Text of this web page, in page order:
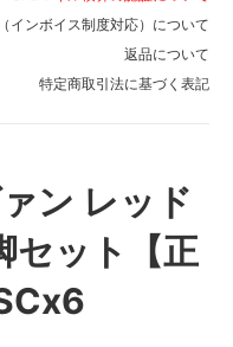
インボイス制度対応）について
返品について
特定商取引法に基づく表記
ン レッド
セット【正